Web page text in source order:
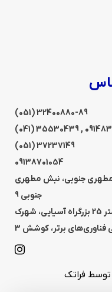
(051) 32400880-89
,
35530439 (041)
37237149 (051)
09138701054
مطهری جنوبی، نبش مطهری
جنوبی 9
مشهد، کیلومتر 25 بزرگراه آسیایی، شهرک
فناوری‌های برتر، کوشش 3
توسط فراتک